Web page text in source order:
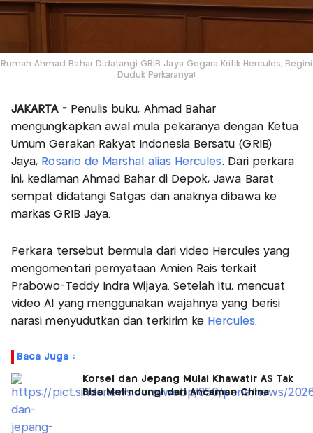
Rumah Ahmad Bahar Didatangi GRIB Jaya Gegara Kritik Hercules, Begini
Duduk Perkaranya!
JAKARTA - Penulis buku, Ahmad Bahar
mengungkapkan awal mula pekaranya dengan Ketua
Umum Gerakan Rakyat Indonesia Bersatu (GRIB)
Jaya, Rosario de Marshal alias Hercules. Dari perkara
ini, kediaman Ahmad Bahar di Depok, Jawa Barat
sempat didatangi Satgas dan anaknya dibawa ke
markas GRIB Jaya.
Perkara tersebut bermula dari video Hercules yang
mengomentari pernyataan Amien Rais terkait
Prabowo-Teddy Indra Wijaya. Setelah itu, mencuat
video AI yang menggunakan wajahnya yang berisi
narasi menyudutkan dan terkirim ke Hercules.
Baca Juga :
Korsel dan Jepang Mulai Khawatir AS Tak
Bisa Melindungi dari Ancaman China